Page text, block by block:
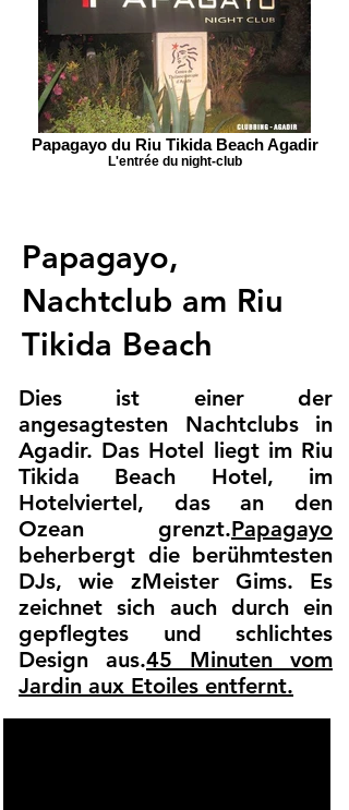
Papagayo du Riu Tikida Beach Agadir
L'entrée du night-club
Papagayo,
Nachtclub am Riu
Tikida Beach
Dies ist einer der
angesagtesten Nachtclubs in
Agadir. Das Hotel liegt im Riu
Tikida Beach Hotel, im
Hotelviertel, das an den
Ozean grenzt.Papagayo
beherbergt die berühmtesten
DJs, wie zMeister Gims. Es
zeichnet sich auch durch ein
gepflegtes und schlichtes
Design aus.45 Minuten vom
Jardin aux Etoiles entfernt.